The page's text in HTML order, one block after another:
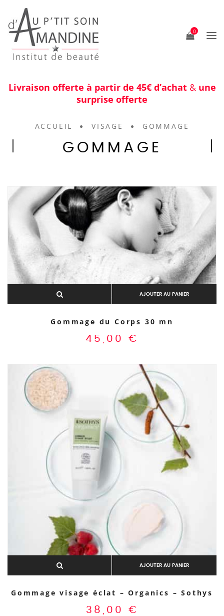
0
Livraison offerte à partir de 45€ d’achat & une
surprise offerte
ACCUEIL VISAGE GOMMAGE
GOMMAGE
AJOUTER AU PANIER
Gommage du Corps 30 mn
45,00 €
AJOUTER AU PANIER
Gommage visage éclat – Organics – Sothys
38,00 €